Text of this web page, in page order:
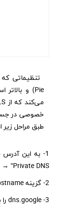
طبق مراحل
“Private DNS”
2- گزینه Private DNS provider hostname را انتخاب کنید.
3- dns.google را به‌عنوان نام میزبان ارائه‌دهنده DNS وارد کنید.